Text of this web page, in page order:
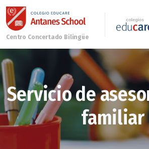
Servicio de
familiar